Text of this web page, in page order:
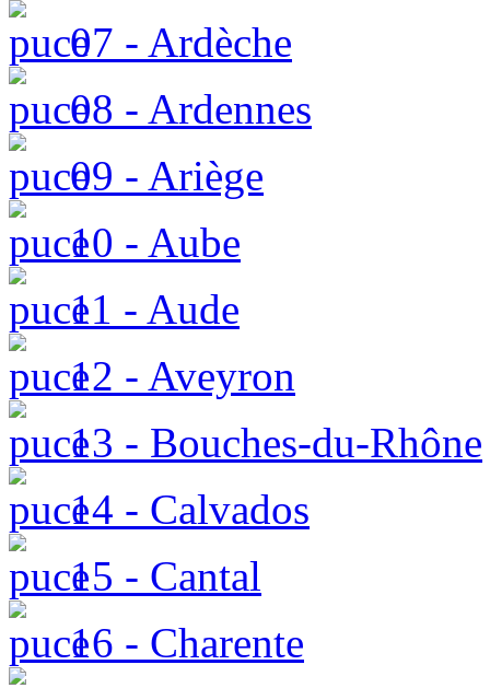
07 - Ardèche
08 - Ardennes
09 - Ariège
10 - Aube
11 - Aude
12 - Aveyron
13 - Bouches-du-Rhône
14 - Calvados
15 - Cantal
16 - Charente